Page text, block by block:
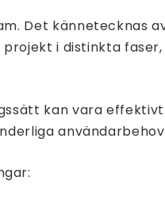
Det kännetecknas
i distinkta
kan vara